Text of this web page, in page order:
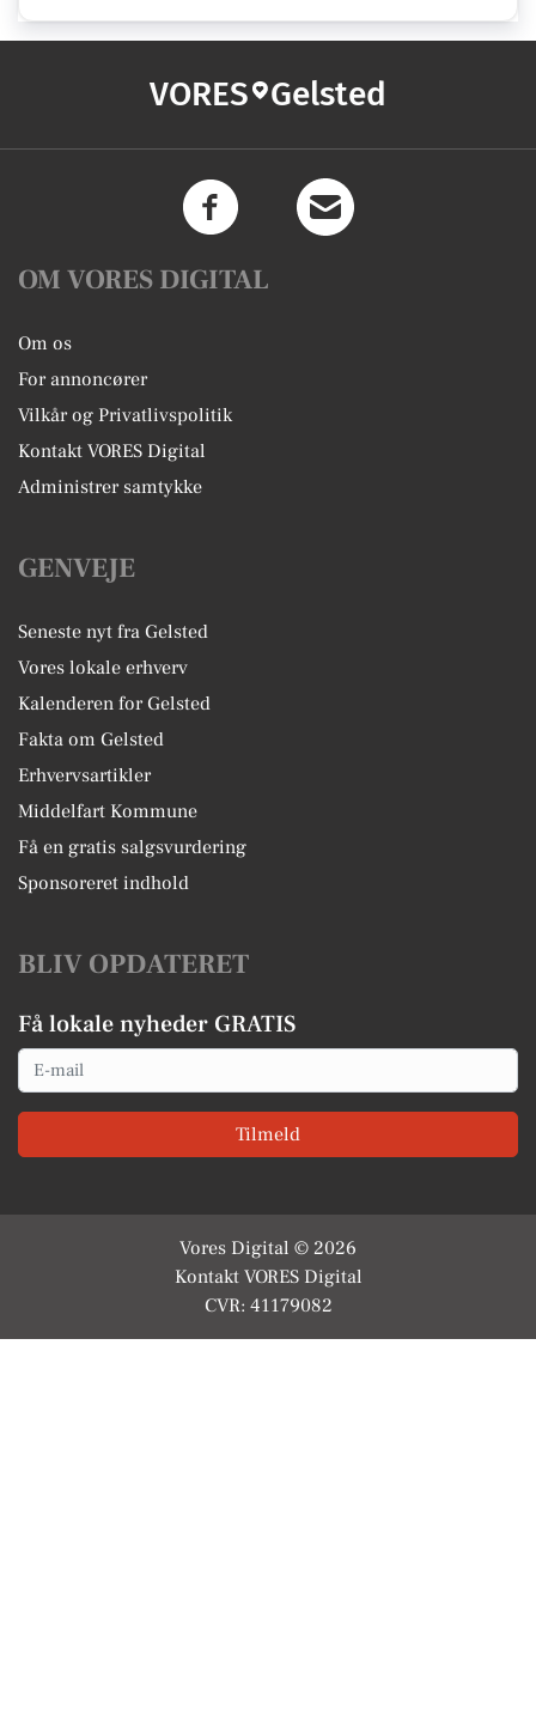
VORES Gelsted
OM VORES DIGITAL
Om os
For annoncører
Vilkår og Privatlivspolitik
Kontakt VORES Digital
Administrer samtykke
GENVEJE
Seneste nyt fra Gelsted
Vores lokale erhverv
Kalenderen for Gelsted
Fakta om Gelsted
Erhvervsartikler
Middelfart Kommune
Få en gratis salgsvurdering
Sponsoreret indhold
BLIV OPDATERET
Få lokale nyheder GRATIS
Email
Tilmeld
Vores Digital © 2026
Kontakt VORES Digital
CVR: 41179082